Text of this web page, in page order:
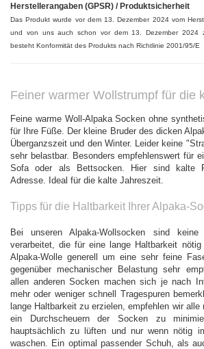
Herstellerangaben (GPSR) / Produktsicherheit
Das Produkt wurde vor dem 13. Dezember 2024 vom
und von uns auch schon vor dem 13. Dezember 2024
besteht Konformität des Produkts nach Richtlinie 2001/95/E
Feiner warmer Wollstrumpf für die
Feine warme Woll-Alpaka Socken ohne
für Ihre Füße. Der kleine Bruder des dicken
Überganzszeit und den Winter. Leider keine
sehr belastbar. Besonders empfehlenswert für
Sofa oder als Bettsocken. Hier sind kalte
Adresse. Ideal für die kalte Jahreszeit.
Tipps für die Haltbarkeit Ihrer Alpaka-
Bei unseren Alpaka-Wollsocken sind keine
verarbeitet, die für eine lange Haltbarkeit
Alpaka-Wolle generell um eine sehr feine
gegenüber mechanischer Belastung sehr
allen anderen Socken machen sich je nach
mehr oder weniger schnell Tragespuren
lange Haltbarkeit zu erzielen, empfehlen wir alle
ein Durchscheuern der Socken zu
hauptsächlich zu lüften und nur wenn nötig
waschen. Ein optimal passender Schuh, als